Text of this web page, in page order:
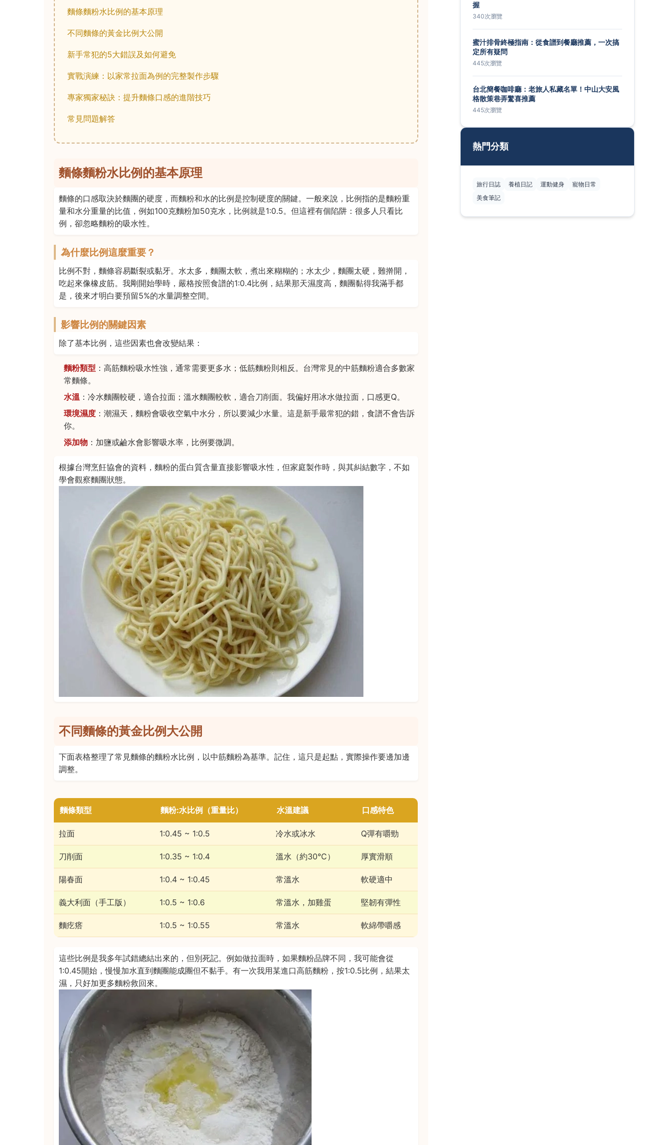
麵條麵粉水比例的基本原理
不同麵條的黃金比例大公開
新手常犯的5大錯誤及如何避免
實戰演練：以家常拉面為例的完整製作步驟
專家獨家秘訣：提升麵條口感的進階技巧
常見問題解答
麵條麵粉水比例的基本原理
麵條的口感取決於麵團的硬度，而麵粉和水的比例是控制硬度的關鍵。一般來說，比例指的是麵粉重
量和水分重量的比值，例如100克麵粉加50克水，比例就是1:0.5。但這裡有個陷阱：很多人只看比
例，卻忽略麵粉的吸水性。
為什麼比例這麼重要？
比例不對，麵條容易斷裂或黏牙。水太多，麵團太軟，煮出來糊糊的；水太少，麵團太硬，難擀開，
吃起來像橡皮筋。我剛開始學時，嚴格按照食譜的1:0.4比例，結果那天濕度高，麵團黏得我滿手都
是，後來才明白要預留5%的水量調整空間。
影響比例的關鍵因素
除了基本比例，這些因素也會改變結果：
麵粉類型 ：高筋麵粉吸水性強，通常需要更多水；低筋麵粉則相反。台灣常見的中筋麵粉適合多數家
常麵條。
水溫 ：冷水麵團較硬，適合拉面；溫水麵團較軟，適合刀削面。我偏好用冰水做拉面，口感更Q。
環境濕度 ：潮濕天，麵粉會吸收空氣中水分，所以要減少水量。這是新手最常犯的錯，食譜不會告訴
你。
添加物 ：加鹽或鹼水會影響吸水率，比例要微調。
根據台灣烹飪協會的資料，麵粉的蛋白質含量直接影響吸水性，但家庭製作時，與其糾結數字，不如
學會觀察麵團狀態。
不同麵條的黃金比例大公開
下面表格整理了常見麵條的麵粉水比例，以中筋麵粉為基準。記住，這只是起點，實際操作要邊加邊
調整。
麵條類型 麵粉:水比例（重量比） 水溫建議 口感特色
拉面 1:0.45 ~ 1:0.5 冷水或冰水 Q彈有嚼勁
刀削面 1:0.35 ~ 1:0.4 溫水（約30°C） 厚實滑順
陽春面 1:0.4 ~ 1:0.45 常溫水 軟硬適中
義大利面（手工版） 1:0.5 ~ 1:0.6 常溫水，加雞蛋 堅韌有彈性
麵疙瘩 1:0.5 ~ 1:0.55 常溫水 軟綿帶嚼感
這些比例是我多年試錯總結出來的，但別死記。例如做拉面時，如果麵粉品牌不同，我可能會從
1:0.45開始，慢慢加水直到麵團能成團但不黏手。有一次我用某進口高筋麵粉，按1:0.5比例，結果太
濕，只好加更多麵粉救回來。
握
340次瀏覽
蜜汁排骨終極指南：從食譜到餐廳推薦，一次搞
定所有疑問
445次瀏覽
台北簡餐咖啡廳：老旅人私藏名單！中山大安風
格散策巷弄驚喜推薦
445次瀏覽
熱門分類
旅行日誌 養植日記 運動健身
寵物日常
美食筆記